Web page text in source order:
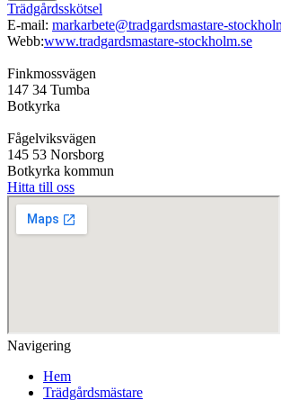
Trädgårdsskötsel
E-mail: markarbete@tradgardsmastare-
Webb:www.tradgardsmastare-stockholm.se
Finkmossvägen
147 34 Tumba
Botkyrka
Fågelviksvägen
145 53 Norsborg
Botkyrka kommun
Hitta till oss
Navigering
Hem
Trädgårdsmästare